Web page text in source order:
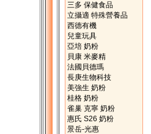
三多 保健食品
立攝適 特殊營養品
西德有機
兒童玩具
亞培 奶粉
貝康 米麥精
法國貝德瑪
長庚生物科技
美強生 奶粉
桂格 奶粉
雀巢 克寧 奶粉
惠氏 S26 奶粉
景岳-光惠